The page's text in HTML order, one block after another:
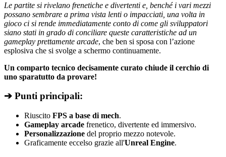
Le partite si rivelano frenetiche e divertenti e, benché i vari mezzi
possano sembrare a prima vista lenti o impacciati, una volta in
gioco ci si rende immediatamente conto di come gli sviluppatori
siano stati in grado di conciliare queste caratteristiche ad un
gameplay prettamente arcade, che ben si sposa con l’azione
esplosiva che si svolge a schermo continuamente.
Un comparto tecnico decisamente curato chiude il cerchio di
uno sparatutto da provare!
➔ Punti principali:
Riuscito FPS a base di mech.
Gameplay arcade frenetico, divertente ed immersivo.
Personalizzazione del proprio mezzo notevole.
Graficamente eccelso grazie all'Unreal Engine.